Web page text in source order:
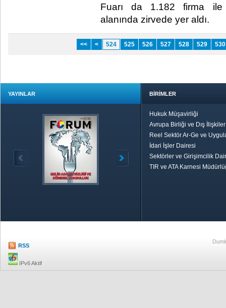
Fuarı da 1.182 firma ile
alanında zirvede yer aldı.​
<< < 524 525 526 527 528 529 530
YAYINLAR BİRİMLER
Hukuk Müşavirliği
Avrupa Birliği ve Dış
Reel Sektör Ar-Ge ve
İdari İşler Dairesi
Sektörler ve Girişimcilik
TIR ve ATA Karnesi
RSS
IPv6 Aktif